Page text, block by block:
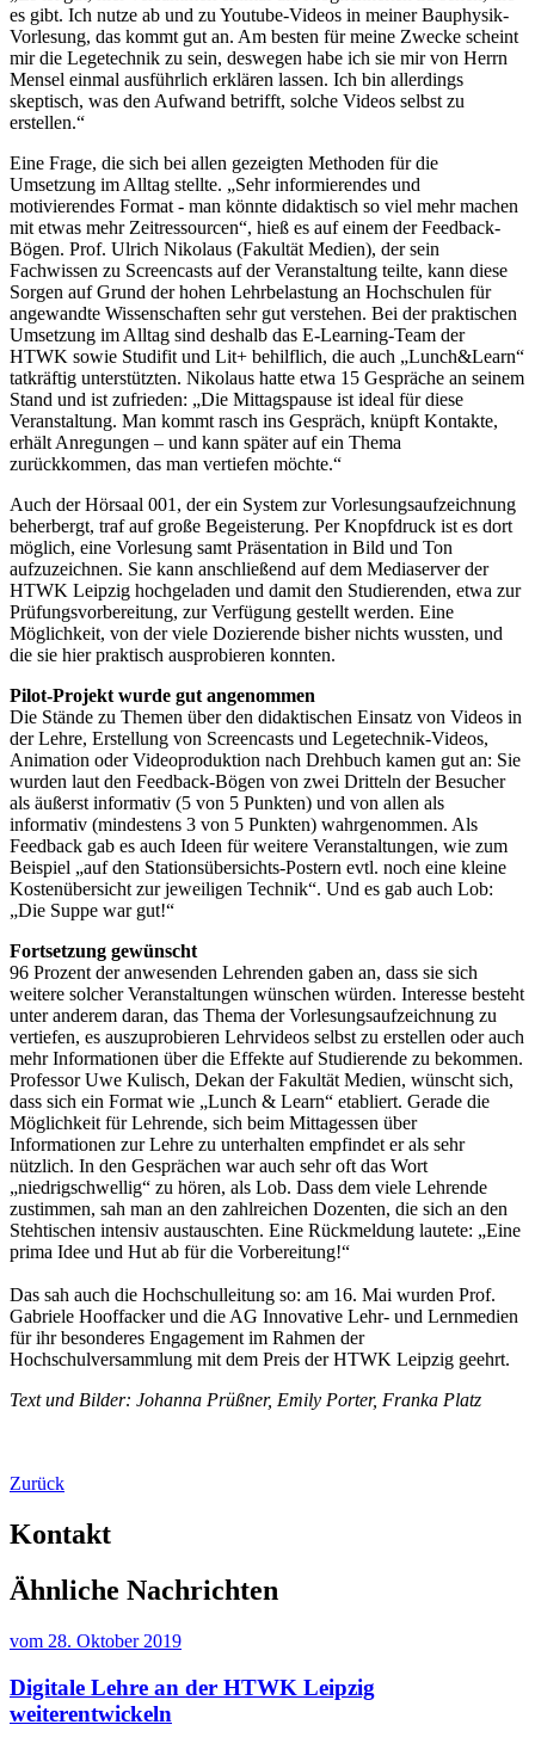
es gibt. Ich nutze ab und zu Youtube-Videos in meiner Bauphysik-
Vorlesung, das kommt gut an. Am besten für meine Zwecke scheint
mir die Legetechnik zu sein, deswegen habe ich sie mir von Herrn
Mensel einmal ausführlich erklären lassen. Ich bin allerdings
skeptisch, was den Aufwand betrifft, solche Videos selbst zu
erstellen.“
Eine Frage, die sich bei allen gezeigten Methoden für die
Umsetzung im Alltag stellte. „Sehr informierendes und
motivierendes Format - man könnte didaktisch so viel mehr machen
mit etwas mehr Zeitressourcen“, hieß es auf einem der Feedback-
Bögen. Prof. Ulrich Nikolaus (Fakultät Medien), der sein
Fachwissen zu Screencasts auf der Veranstaltung teilte, kann diese
Sorgen auf Grund der hohen Lehrbelastung an Hochschulen für
angewandte Wissenschaften sehr gut verstehen. Bei der praktischen
Umsetzung im Alltag sind deshalb das E-Learning-Team der
HTWK sowie Studifit und Lit+ behilflich, die auch „Lunch&Learn“
tatkräftig unterstützten. Nikolaus hatte etwa 15 Gespräche an seinem
Stand und ist zufrieden: „Die Mittagspause ist ideal für diese
Veranstaltung. Man kommt rasch ins Gespräch, knüpft Kontakte,
erhält Anregungen – und kann später auf ein Thema
zurückkommen, das man vertiefen möchte.“
Auch der Hörsaal 001, der ein System zur Vorlesungsaufzeichnung
beherbergt, traf auf große Begeisterung. Per Knopfdruck ist es dort
möglich, eine Vorlesung samt Präsentation in Bild und Ton
aufzuzeichnen. Sie kann anschließend auf dem Mediaserver der
HTWK Leipzig hochgeladen und damit den Studierenden, etwa zur
Prüfungsvorbereitung, zur Verfügung gestellt werden. Eine
Möglichkeit, von der viele Dozierende bisher nichts wussten, und
die sie hier praktisch ausprobieren konnten.
Pilot-Projekt wurde gut angenommen
Die Stände zu Themen über den didaktischen Einsatz von Videos in
der Lehre, Erstellung von Screencasts und Legetechnik-Videos,
Animation oder Videoproduktion nach Drehbuch kamen gut an: Sie
wurden laut den Feedback-Bögen von zwei Dritteln der Besucher
als äußerst informativ (5 von 5 Punkten) und von allen als
informativ (mindestens 3 von 5 Punkten) wahrgenommen. Als
Feedback gab es auch Ideen für weitere Veranstaltungen, wie zum
Beispiel „auf den Stationsübersichts-Postern evtl. noch eine kleine
Kostenübersicht zur jeweiligen Technik“. Und es gab auch Lob:
„Die Suppe war gut!“
Fortsetzung gewünscht
96 Prozent der anwesenden Lehrenden gaben an, dass sie sich
weitere solcher Veranstaltungen wünschen würden. Interesse besteht
unter anderem daran, das Thema der Vorlesungsaufzeichnung zu
vertiefen, es auszuprobieren Lehrvideos selbst zu erstellen oder auch
mehr Informationen über die Effekte auf Studierende zu bekommen.
Professor Uwe Kulisch, Dekan der Fakultät Medien, wünscht sich,
dass sich ein Format wie „Lunch & Learn“ etabliert. Gerade die
Möglichkeit für Lehrende, sich beim Mittagessen über
Informationen zur Lehre zu unterhalten empfindet er als sehr
nützlich. In den Gesprächen war auch sehr oft das Wort
„niedrigschwellig“ zu hören, als Lob. Dass dem viele Lehrende
zustimmen, sah man an den zahlreichen Dozenten, die sich an den
Stehtischen intensiv austauschten. Eine Rückmeldung lautete: „Eine
prima Idee und Hut ab für die Vorbereitung!“
Das sah auch die Hochschulleitung so: am 16. Mai wurden Prof.
Gabriele Hooffacker und die AG Innovative Lehr- und Lernmedien
für ihr besonderes Engagement im Rahmen der
Hochschulversammlung mit dem Preis der HTWK Leipzig geehrt.
Text und Bilder: Johanna Prüßner, Emily Porter, Franka Platz
Zurück
Kontakt
Ähnliche Nachrichten
vom 28. Oktober 2019
Digitale Lehre an der HTWK Leipzig
weiterentwickeln